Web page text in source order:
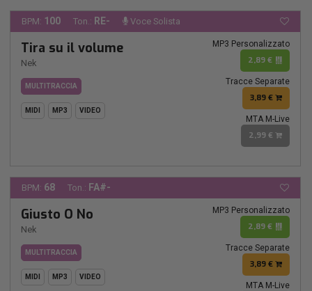
BPM: 100 Ton.: RE- Voce Solista
Tira su il volume
Nek
MULTITRACCIA
MIDI MP3 VIDEO
MP3 Personalizzato
2,89 €
Tracce Separate
3,89 €
MTA M-Live
2,99 €
BPM: 68 Ton.: FA#-
Giusto O No
Nek
MULTITRACCIA
MIDI MP3 VIDEO
MP3 Personalizzato
2,89 €
Tracce Separate
3,89 €
MTA M-Live